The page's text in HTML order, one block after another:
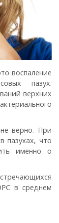
воспаление
пазух.
верхних
верно. При
пазухах, что
именно о
в среднем